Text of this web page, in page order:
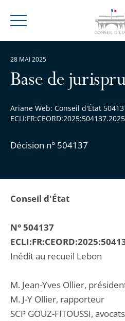
Menu
Base de
Ariane Web: Conseil d'État
Décision n° 504137
28 MAI 2025
Conseil d'État
N° 504137
Inédit au recueil Lebon
M. Jean-Yves Ollier,
M. J-Y Ollier, rapporteur
SCP GOUZ-FITOUSSI, avocats